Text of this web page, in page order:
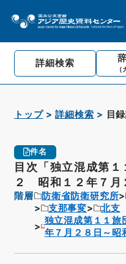
詳細検索
トップ 詳細検索 目
件名
目次「独立混成第
２ 昭和１２年７月
階層 防衛省防衛研究所
支那事変
北支
独立混成第１１
年７月２８日～昭